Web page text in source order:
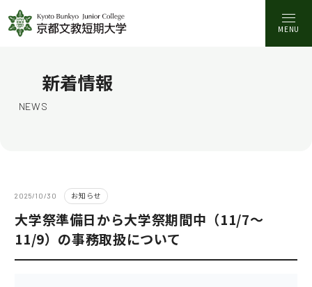
MENU
新着情報
NEWS
2025/10/30 お知らせ
大学祭準備日から大学祭期間中（11/7～
11/9）の事務取扱について